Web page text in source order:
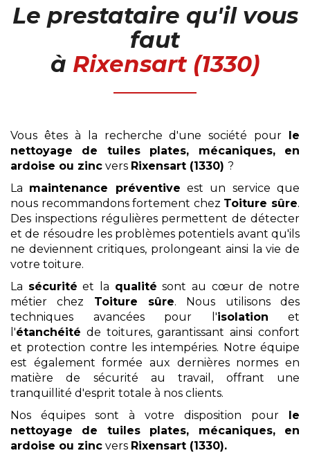
Le prestataire qu'il vous
faut
à Rixensart (1330)
Vous êtes à la recherche d'une société pour le
nettoyage
de tuiles plates, mécaniques, en
ardoise ou zinc vers Rixensart (1330) ?
La maintenance préventive est un service que
nous recommandons fortement chez Toiture sûre.
Des inspections régulières permettent de détecter
et de résoudre les problèmes potentiels avant qu'ils
ne deviennent critiques, prolongeant ainsi la vie de
votre toiture.
La sécurité et la qualité sont au cœur de notre
métier chez Toiture sûre. Nous utilisons des
techniques avancées pour l'isolation et
l'étanchéité de toitures, garantissant ainsi confort
et protection contre les intempéries. Notre équipe
est également formée aux dernières normes en
matière de sécurité au travail, offrant une
tranquillité d'esprit totale à nos clients.
Nos équipes sont à votre disposition pour le
nettoyage
de tuiles plates, mécaniques, en
ardoise ou zinc vers Rixensart (1330).